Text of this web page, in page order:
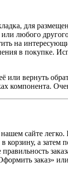
для
или любого
на
в покупке.
или вернуть
компонента.
сайте легко.
корзину, а затем
правильность
заказ»